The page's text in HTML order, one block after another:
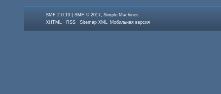
SMF 2.0.19 |SMF © 2017 ,Simple Machines
XHTML
RSS Sitemap XML Мобильная версия